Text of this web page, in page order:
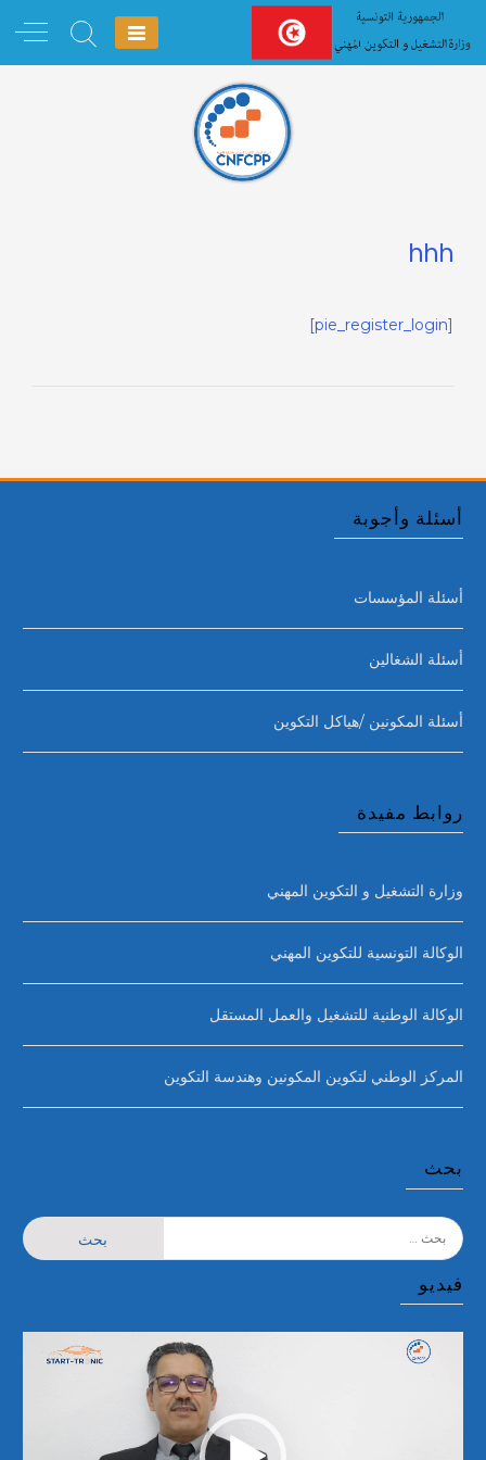
hhh
[pie_register_login]
أسئلة وأجوبة
أسئلة المؤسسات
أسئلة الشغالين
أسئلة المكونين /هياكل التكوين
روابط مفيدة
وزارة التشغيل و التكوين المهني
الوكالة التونسية للتكوين المهني
الوكالة الوطنية للتشغيل والعمل المستقل
المركز الوطني لتكوين المكونين وهندسة التكوين
بحث
البحث
عن:
فيديو
مشغل